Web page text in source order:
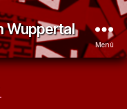
Wuppertal
Menü